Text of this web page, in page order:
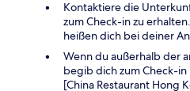
Kontaktiere die
zum Check-in zu
heißen dich bei deiner
Wenn du außerhalb der
begib dich zum Check-
[China Restaurant Hong